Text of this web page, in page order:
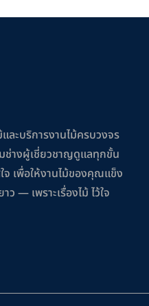
ละบริการงานไม้ครบวงจร
างผู้เชี่ยวชาญดูแลทุกขั้น
เพื่อให้งานไม้ของคุณแข็ง
ว — เพราะเรื่องไม้ ไว้ใจ